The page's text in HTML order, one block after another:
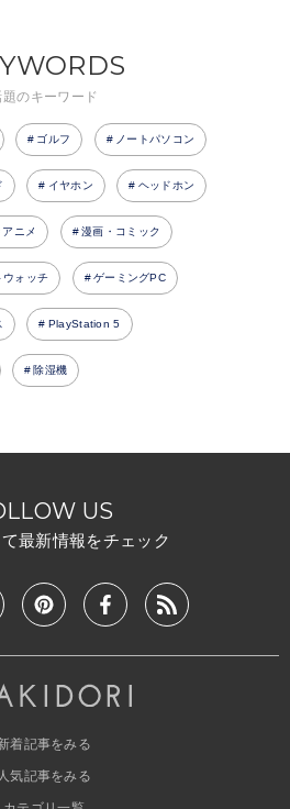
題のキーワード
ゴルフ ノートパソコン
イヤホン ヘッドホン
アニメ 漫画・コミック
ウォッチ ゲーミングPC
PlayStation 5
除湿機
US
最新情報をチェック
着記事をみる
人気記事をみる